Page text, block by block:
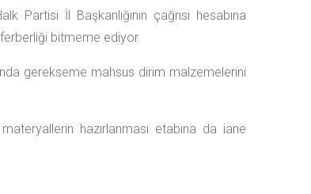
Partisi İl Başkanlığının çağrısı hesabına
bitmeme ediyor.
gerekseme mahsus dirim malzemelerini
hazırlanması etabına da iane